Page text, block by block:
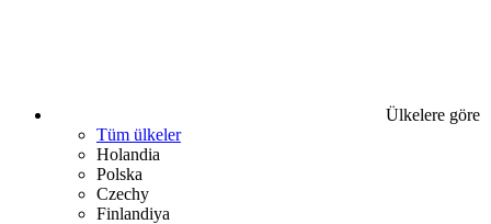
Ülkelere göre
Tüm ülkeler
Holandia
Polska
Czechy
Finlandiya